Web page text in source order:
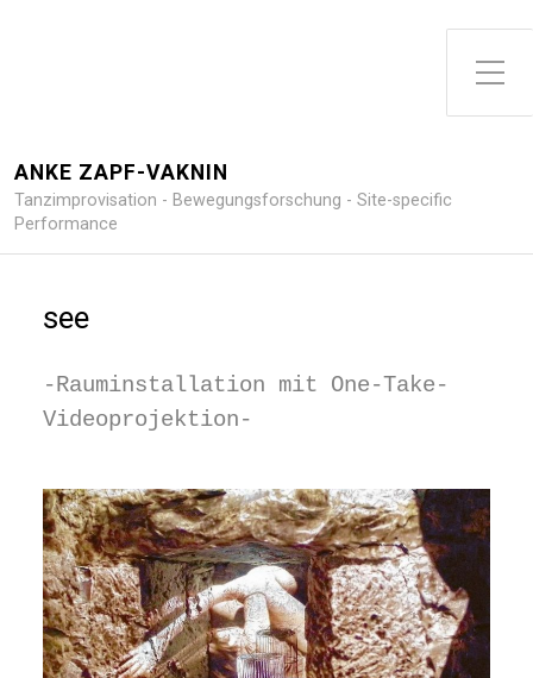
Toggle Side Menu
ANKE ZAPF-VAKNIN
Tanzimprovisation - Bewegungsforschung - Site-specific
Performance
see
-Rauminstallation mit One-Take-
Videoprojektion-